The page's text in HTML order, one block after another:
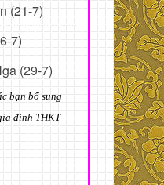
(21-7)
7)
(29-7)
bạn bổ sung
đình THKT